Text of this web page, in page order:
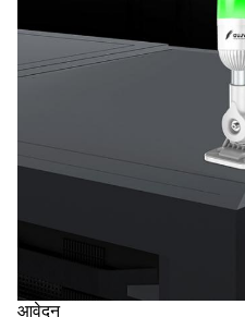
आवेदन